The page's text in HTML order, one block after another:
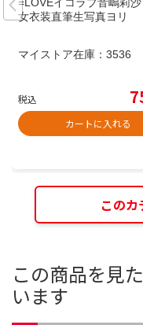
女衣装直筆生写真ヨリ
マイストア在庫： 3536
税込
カートに入れる
このカ
この商品を見
います